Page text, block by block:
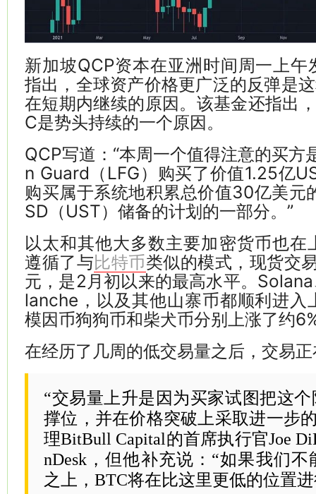
新加坡QCP资本在亚洲时间周一上午
指出，全球资产价格更广泛的反弹是
在短期内继续的原因。该基金还指出
C是势头持续的一个原因。
QCP写道：“本周一个值得注意的买
n Guard（LFG）购买了价值1.25亿
购买属于系统地积累总价值30亿美元
SD（UST）储备的计划的一部分。”
以太和其他大多数主要加密货币也在
遵循了与比特币类似的模式，现货交
元，是2月初以来的最高水平。
lanche，以及其他山寨币都顺利进入
模因币狗狗币和柴犬币分别上涨了约
在经历了几周的低交易量之后，交易
“交易量上升是因为买家试图把这
撑位，并在价格突破上采取进一步
理BitBull Capital的首席执行官Joe
nDesk，但他补充说：“如果我们
之上，BTC将在比这里更低的位置